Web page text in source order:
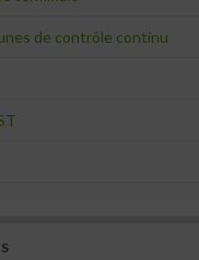
de contrôle continu